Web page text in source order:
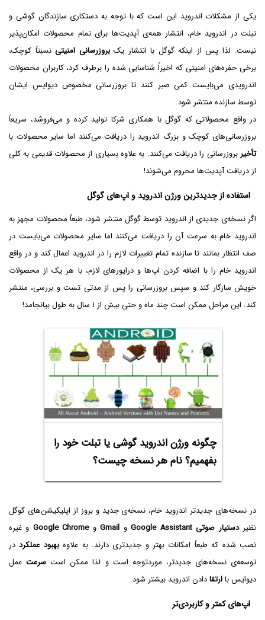
یکی از مشکلات اندروید این است که با توجه به دستکاری سازندگان گوشی و
تبلت در اندروید خام، انتشار همه‌ی آپدیت‌ها برای تمام محصولات امکان‌پذیر
نیست. لذا پس از اینکه گوگل با انتشار یکبروزرسانی امنیتی نسبتاً کوچک،
برخی حفره‌های امنیتی که اخیراً‌ شناسایی شده را برطرف کرد، کاربران محصولات
اندرویدی می‌بایست کمی صبر کنند تا بروزرسانی مخصوص دیوایس ایشان
توسط سازنده منتشر شود.
در واقع محصولاتی که گوگل با همکاری شرکا تولید کرده و می‌فروشد، سریعاً
بروزرسانی‌های کوچک و بزرگ اندروید را دریافت می‌کنند اما سایر محصولات با
تأخیر بروزرسانی را دریافت می‌کنند. به علاوه بسیاری از محصولات قدیمی به کلی
از دریافت آپدیت‌ها محروم می‌شوند!
استفاده از جدیدترین ورژن اندروید و اپ‌های گوگل
اگر نسخه‌ی جدیدی از اندروید توسط گوگل منتشر شود، طبعاً محصولات مجهز به
اندروید خام به سرعت آن را دریافت می‌کنند اما سایر محصولات می‌بایست در
صف انتظار بمانند تا سازنده تمام تغییرات لازم را در اندروید اعمال کند و در واقع
اندروید خام را با اضافه کردن اپ‌ها و درایورهای لازم، با هر یک از محصولات
خویش سازگار کند و سپس بروزرسانی را پس از مدتی تست و بررسی، منتشر
کند. این مراحل ممکن است چند ماه و حتی بیش از ۱ سال به طول بیانجامد!
چگونه ورژن اندروید گوشی یا تبلت خود را
بفهمیم؟ نام هر نسخه چیست؟
در نسخه‌های جدیدتر اندروید خام، نسخه‌ی جدید و بروز از اپلیکیشن‌های گوگل
نظیردستیار صوتی Google Assistantو GmailوGoogle Chrome و غیره
نصب شده که طبعاً امکانات بهتر و جدیدتری دارند. به علاوهبهبود عملکرددر
توسعه‌ی نسخه‌های جدیدتر، موردتوجه است و لذا ممکن است سرعتعمل
دیوایس باارتقادادن اندروید بیشتر شود.
اپ‌های کمتر و کاربردی‌تر